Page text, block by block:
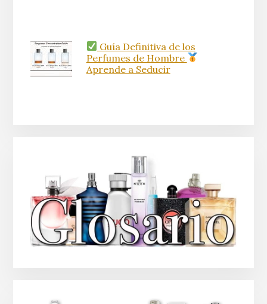
Guía Definitiva de los
Perfumes de Hombre
Aprende a Seducir